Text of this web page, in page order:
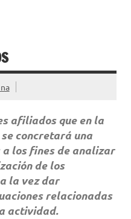
afiliados que en la
concretará una
los fines de analizar
de los
la vez dar
relacionadas
actividad.